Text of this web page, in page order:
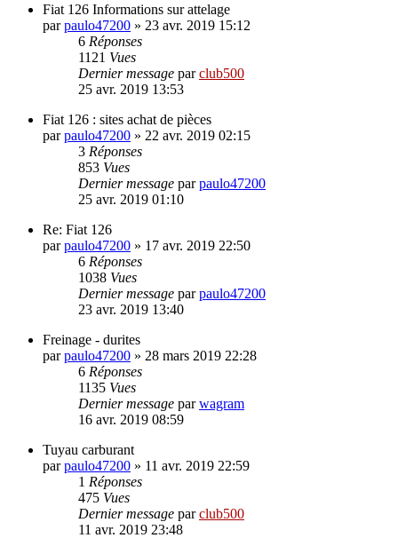
Fiat 126 Informations sur attelage
parpaulo47200 » 23 avr. 2019 15:12
6 Réponses
1121 Vues
Dernier message parclub500
25 avr. 2019 13:53
Fiat 126 : sites achat de pièces
parpaulo47200 » 22 avr. 2019 02:15
3 Réponses
853 Vues
Dernier message parpaulo47200
25 avr. 2019 01:10
Re: Fiat 126
parpaulo47200 » 17 avr. 2019 22:50
6 Réponses
1038 Vues
Dernier message parpaulo47200
23 avr. 2019 13:40
Freinage - durites
parpaulo47200 » 28 mars 2019 22:28
6 Réponses
1135 Vues
Dernier message parwagram
16 avr. 2019 08:59
Tuyau carburant
parpaulo47200 » 11 avr. 2019 22:59
1 Réponses
475 Vues
Dernier message parclub500
11 avr. 2019 23:48